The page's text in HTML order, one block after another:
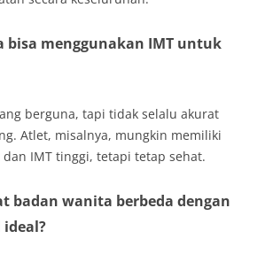
bisa menggunakan IMT untuk
berguna, tapi tidak selalu akurat
Atlet, misalnya, mungkin memiliki
IMT tinggi, tetapi tetap sehat.
badan wanita berbeda dengan